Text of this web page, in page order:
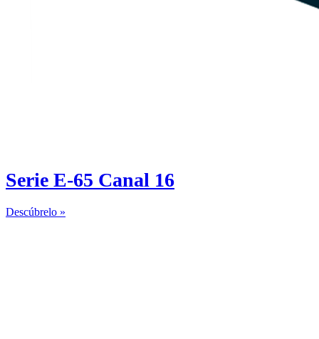
Serie E-65 Canal 16
Descúbrelo »